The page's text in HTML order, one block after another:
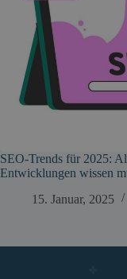
SEO-Trends für 2025:
Entwicklungen wissen
15. Januar, 2025